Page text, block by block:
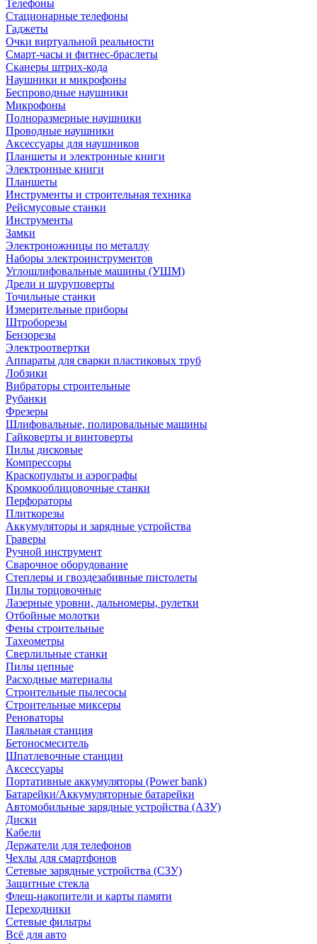
Телефоны
Стационарные телефоны
Гаджеты
Очки виртуальной реальности
Смарт-часы и фитнес-браслеты
Сканеры штрих-кода
Наушники и микрофоны
Беспроводные наушники
Микрофоны
Полноразмерные наушники
Проводные наушники
Аксессуары для наушников
Планшеты и электронные книги
Электронные книги
Планшеты
Инструменты и строительная техника
Рейсмусовые станки
Инструменты
Замки
Электроножницы по металлу
Наборы электроинструментов
Углошлифовальные машины (УШМ)
Дрели и шуруповерты
Точильные станки
Измерительные приборы
Штроборезы
Бензорезы
Электроотвертки
Аппараты для сварки пластиковых труб
Лобзики
Вибраторы строительные
Рубанки
Фрезеры
Шлифовальные, полировальные машины
Гайковерты и винтоверты
Пилы дисковые
Компрессоры
Краскопульты и аэрографы
Кромкооблицовочные станки
Перфораторы
Плиткорезы
Аккумуляторы и зарядные устройства
Граверы
Ручной инструмент
Сварочное оборудование
Степлеры и гвоздезабивные пистолеты
Пилы торцовочные
Лазерные уровни, дальномеры, рулетки
Отбойные молотки
Фены строительные
Тахеометры
Сверлильные станки
Пилы цепные
Расходные материалы
Строительные пылесосы
Строительные миксеры
Реноваторы
Паяльная станция
Бетоносмеситель
Шпатлевочные станции
Аксессуары
Портативные аккумуляторы (Power bank)
Батарейки/Аккумуляторные батарейки
Автомобильные зарядные устройства (АЗУ)
Диски
Кабели
Держатели для телефонов
Чехлы для смартфонов
Сетевые зарядные устройства (СЗУ)
Защитные стекла
Флеш-накопители и карты памяти
Переходники
Сетевые фильтры
Всё для авто